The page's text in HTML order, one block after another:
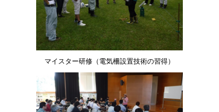
マイスター研修（電気柵設置技術の習得）